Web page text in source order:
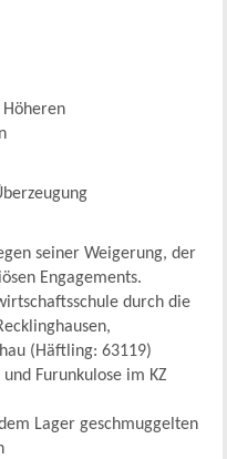
seiner Weigerung, der
Engagements.
durch die
(Häftling: 63119)
Furunkulose im KZ
Lager geschmuggelten